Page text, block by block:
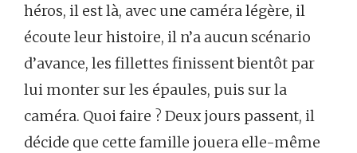
héros, il est là, avec une caméra légère, il
écoute leur histoire, il n’a aucun scénario
d’avance, les fillettes finissent bientôt par
lui monter sur les épaules, puis sur la
caméra. Quoi faire ? Deux jours passent, il
décide que cette famille jouera elle-même